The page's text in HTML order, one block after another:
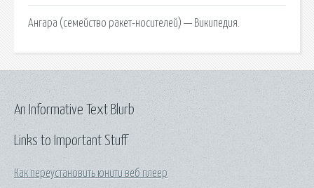
Ангара (семейство ракет-носителей) — Википедия.
Links to Important Stuff
Как переустановить юнити веб плеер
An Informative Text Blurb